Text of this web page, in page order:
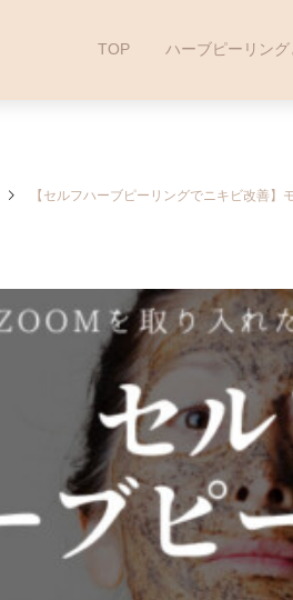
TOP ハーブピーリング
【セルフハーブピーリングでニキビ改善】